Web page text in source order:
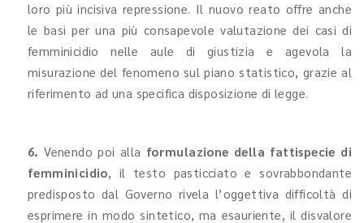
loro più incisiva repressione. Il nuovo reato offre anche
le basi per una più consapevole valutazione dei casi di
femminicidio nelle aule di giustizia e agevola la
misurazione del fenomeno sul piano statistico, grazie al
riferimento ad una specifica disposizione di legge.
6. Venendo poi alla formulazione della fattispecie di
femminicidio, il testo pasticciato e sovrabbondante
predisposto dal Governo rivela l’oggettiva difficoltà di
esprimere in modo sintetico, ma esauriente, il disvalore